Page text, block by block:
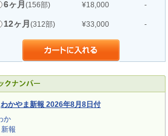
6ヶ月 (156部) ¥18,000 -
12ヶ月 (312部) ¥33,000 -
わかやま新報 2026年8月8日付